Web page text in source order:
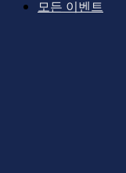
모든 이벤트